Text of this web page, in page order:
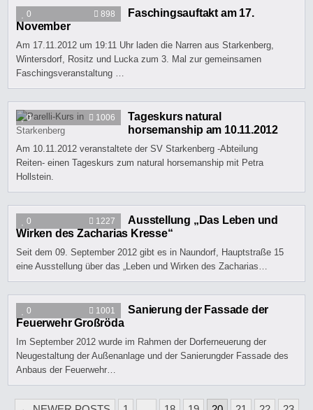
0 898
Faschingsauftakt am 17.
November
Am 17.11.2012 um 19:11 Uhr laden die Narren aus Starkenberg,
Wintersdorf, Rositz und Lucka zum 3. Mal zur gemeinsamen
Faschingsveranstaltung …
0 1006
Tageskurs natural
horsemanship am 10.11.2012
Am 10.11.2012 veranstaltete der SV Starkenberg -Abteilung
Reiten- einen Tageskurs zum natural horsemanship mit Petra
Hollstein.
0 1227
Ausstellung „Das Leben und
Wirken des Zacharias Kresse“
Seit dem 09. September 2012 gibt es in Naundorf, Hauptstraße 15
eine Ausstellung über das „Leben und Wirken des Zacharias…
0 1001
Sanierung der Fassade der
Feuerwehr Großröda
Im September 2012 wurde im Rahmen der Dorferneuerung der
Neugestaltung der Außenanlage und der Sanierungder Fassade des
Anbaus der Feuerwehr…